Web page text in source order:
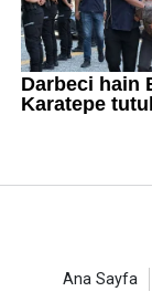
Ana Sayfa